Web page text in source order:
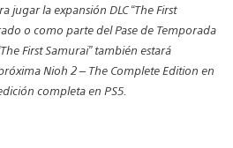
jugar la expansión DLC “The First
o como parte del Pase de Temporada
First Samurai” también estará
Nioh 2 – The Complete Edition en
completa en PS5.